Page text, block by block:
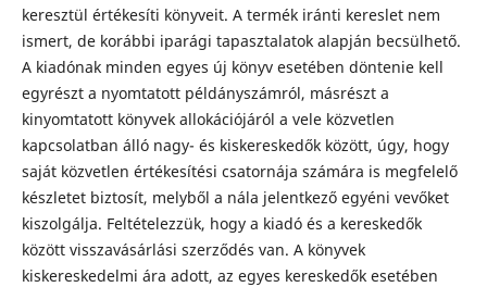
keresztül értékesíti könyveit. A termék iránti kereslet nem
ismert, de korábbi iparági tapasztalatok alapján becsülhető.
A kiadónak minden egyes új könyv esetében döntenie kell
egyrészt a nyomtatott példányszámról, másrészt a
kinyomtatott könyvek allokációjáról a vele közvetlen
kapcsolatban álló nagy- és kiskereskedők között, úgy, hogy
saját közvetlen értékesítési csatornája számára is megfelelő
készletet biztosít, melyből a nála jelentkező egyéni vevőket
kiszolgálja. Feltételezzük, hogy a kiadó és a kereskedők
között visszavásárlási szerződés van. A könyvek
kiskereskedelmi ára adott, az egyes kereskedők esetében